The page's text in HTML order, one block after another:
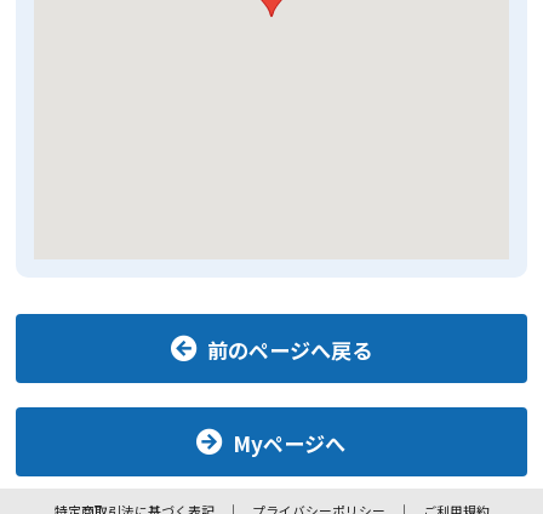
前のページへ戻る
Myページへ
特定商取引法に基づく表記 プライバシーポリシー ご利用規約